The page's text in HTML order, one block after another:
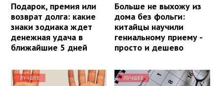
Подарок, премия или
возврат долга: какие
знаки зодиака ждет
денежная удача в
ближайшие 5 дней
Больше не выхожу из
дома без фольги:
китайцы научили
гениальному приему -
просто и дешево
ЛУЧШЕЕ ЛУЧШЕЕ